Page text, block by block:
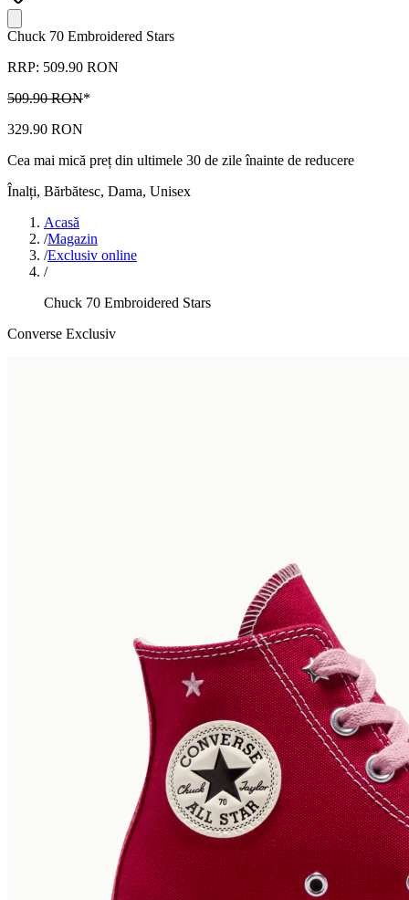
Chuck 70 Embroidered Stars
RRP: 509.90 RON
509.90 RON*
329.90 RON
Cea mai mică preț din ultimele 30 de zile înainte de reducere
Înalți, Bărbătesc, Dama, Unisex
Acasă
/Magazin
/Exclusiv online
/
Chuck 70 Embroidered Stars
Converse Exclusiv